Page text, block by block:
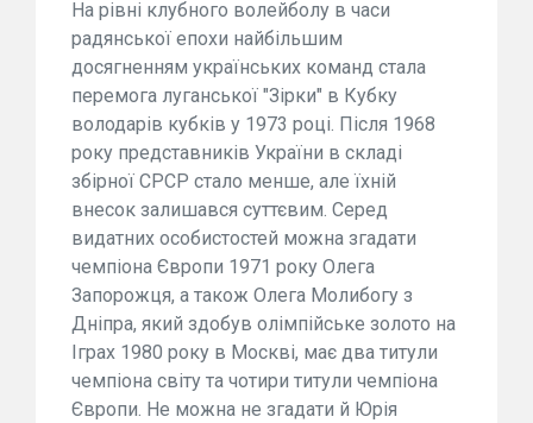
На рівні клубного волейболу в часи
радянської епохи найбільшим
досягненням українських команд стала
перемога луганської "Зірки" в Кубку
володарів кубків у 1973 році. Після 1968
року представників України в складі
збірної СРСР стало менше, але їхній
внесок залишався суттєвим. Серед
видатних особистостей можна згадати
чемпіона Європи 1971 року Олега
Запорожця, а також Олега Молибогу з
Дніпра, який здобув олімпійське золото на
Іграх 1980 року в Москві, має два титули
чемпіона світу та чотири титули чемпіона
Європи. Не можна не згадати й Юрія